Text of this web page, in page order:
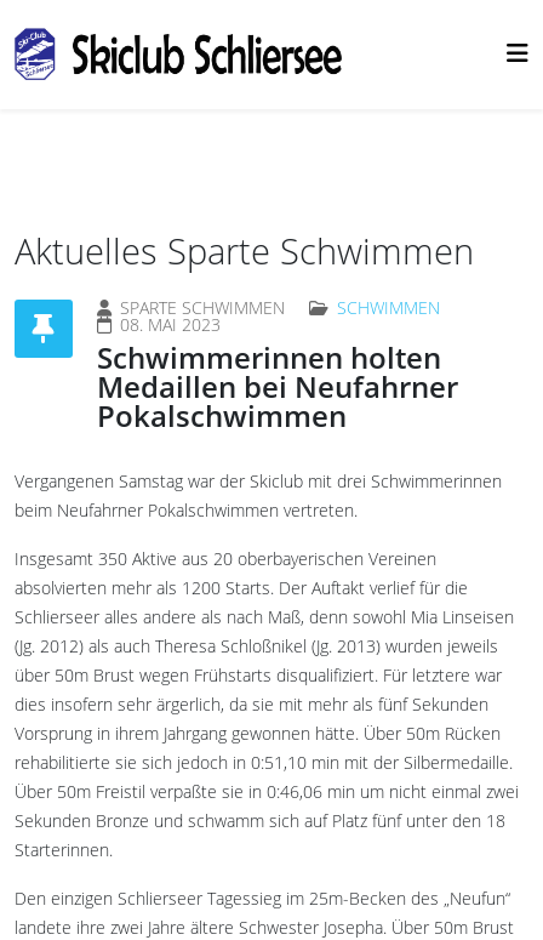
Aktuelles Sparte Schwimmen
SPARTE SCHWIMMEN SCHWIMMEN
08. MAI 2023
Schwimmerinnen holten
Medaillen bei Neufahrner
Pokalschwimmen
Vergangenen Samstag war der Skiclub mit drei Schwimmerinnen
beim Neufahrner Pokalschwimmen vertreten.
Insgesamt 350 Aktive aus 20 oberbayerischen Vereinen
absolvierten mehr als 1200 Starts. Der Auftakt verlief für die
Schlierseer alles andere als nach Maß, denn sowohl Mia Linseisen
(Jg. 2012) als auch Theresa Schloßnikel (Jg. 2013) wurden jeweils
über 50m Brust wegen Frühstarts disqualifiziert. Für letztere war
dies insofern sehr ärgerlich, da sie mit mehr als fünf Sekunden
Vorsprung in ihrem Jahrgang gewonnen hätte. Über 50m Rücken
rehabilitierte sie sich jedoch in 0:51,10 min mit der Silbermedaille.
Über 50m Freistil verpaßte sie in 0:46,06 min um nicht einmal zwei
Sekunden Bronze und schwamm sich auf Platz fünf unter den 18
Starterinnen.
Den einzigen Schlierseer Tagessieg im 25m-Becken des „Neufun“
landete ihre zwei Jahre ältere Schwester Josepha. Über 50m Brust